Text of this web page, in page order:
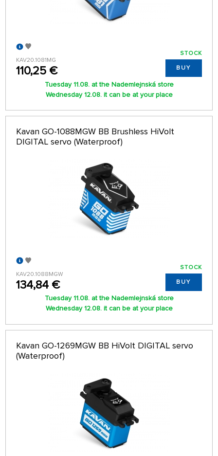
KAV20.1081MG
110,25 €
STOCK
BUY
Tuesday 11.08. at the Nademlejnská store
Wednesday 12.08. it can be at your place
Kavan GO-1088MGW BB Brushless HiVolt
DIGITAL servo (Waterproof)
KAV20.1088MGW
134,84 €
STOCK
BUY
Tuesday 11.08. at the Nademlejnská store
Wednesday 12.08. it can be at your place
Kavan GO-1269MGW BB HiVolt DIGITAL servo
(Waterproof)